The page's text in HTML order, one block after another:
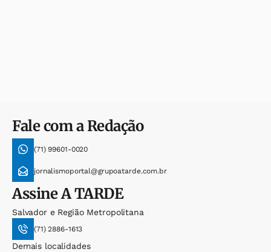
Fale com a Redação
(71) 99601-0020
jornalismoportal@grupoatarde.com.br
AssineA TARDE
Salvador e Região Metropolitana
(71) 2886-1613
Demais localidades